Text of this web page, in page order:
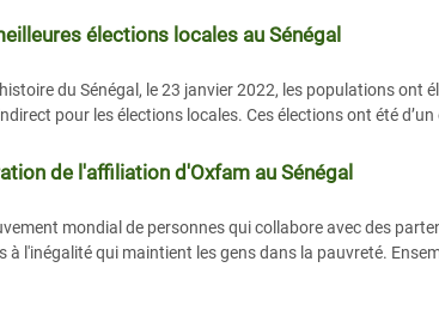
élections locales au Sénégal
du Sénégal, le 23 janvier 2022, les populations ont
pour les élections locales. Ces élections ont été
de l'affiliation d'Oxfam au Sénégal
mondial de personnes qui collabore avec des
l'inégalité qui maintient les gens dans la pauvreté.